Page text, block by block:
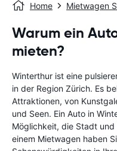
Home Mietwagen
Warum ein
mieten?
Winterthur ist eine
in der Region Zürich. Es
Attraktionen, von
und Seen. Ein Auto in
Möglichkeit, die Stadt
einem Mietwagen haben